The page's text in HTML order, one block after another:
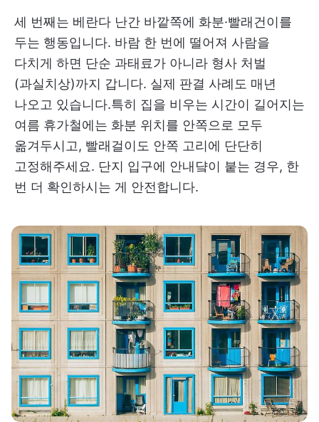
세 번째는 베란다 난간 바깥쪽에 화분·빨래건이를
두는 행동입니다. 바람 한 번에 떨어져 사람을
다치게 하면 단순 과태료가 아니라 형사 처벌
(과실치상)까지 갑니다. 실제 판결 사례도 매년
나오고 있습니다.특히 집을 비우는 시간이 길어지는
여름 휴가철에는 화분 위치를 안쪽으로 모두
옮겨두시고, 빨래걸이도 안쪽 고리에 단단히
고정해주세요. 단지 입구에 안내댴이 붙는 경우, 한
번 더 확인하시는 게 안전합니다.